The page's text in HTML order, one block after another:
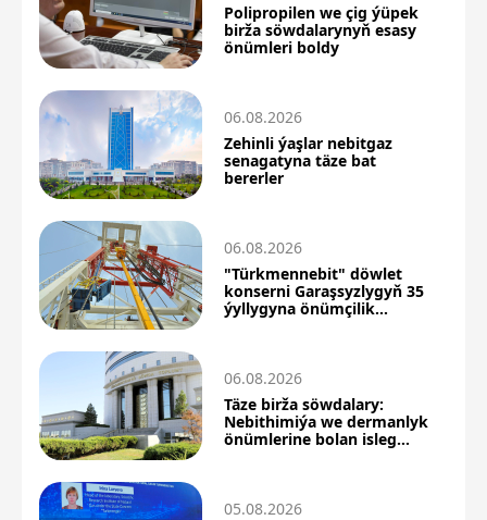
Polipropilen we çig ýüpek
birža söwdalarynyň esasy
önümleri boldy
06.08.2026
Zehinli ýaşlar nebitgaz
senagatyna täze bat
bererler
06.08.2026
"Türkmennebit" döwlet
konserni Garaşsyzlygyň 35
ýyllygyna önümçilik
06.08.2026
Täze birža söwdalary:
Nebithimiýa we dermanlyk
önümlerine bolan isleg
05.08.2026